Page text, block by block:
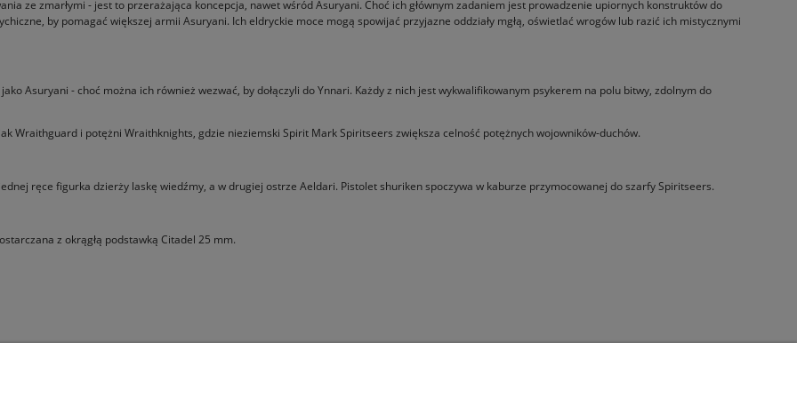
ze zmarłymi - jest to przerażająca koncepcja, nawet wśród Asuryani. Choć ich głównym zadaniem jest prowadzenie upiornych konstruktów do
by pomagać większej armii Asuryani. Ich eldryckie moce mogą spowijać przyjazne oddziały mgłą, oświetlać wrogów lub razić ich mistycznymi
Asuryani - choć można ich również wezwać, by dołączyli do Ynnari. Każdy z nich jest wykwalifikowanym psykerem na polu bitwy, zdolnym do
Wraithguard i potężni Wraithknights, gdzie nieziemski Spirit Mark Spiritseers zwiększa celność potężnych wojowników-duchów.
ręce figurka dzierży laskę wiedźmy, a w drugiej ostrze Aeldari. Pistolet shuriken spoczywa w kaburze przymocowanej do szarfy Spiritseers.
z okrągłą podstawką Citadel 25 mm.